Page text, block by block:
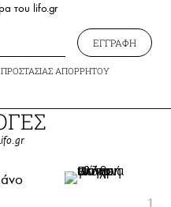
του lifo.gr
ΕΓΓΡΑΦΗ
ΠΡΟΣΤΑΣΙΑΣ ΑΠΟΡΡΗΤΟΥ